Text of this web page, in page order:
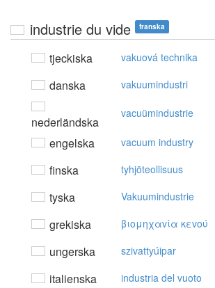
industrie du vide franska
tjeckiska vakuová technika
danska vakuumindustri
nederländska
vacuümindustrie
engelska vacuum industry
finska tyhjöteollisuus
tyska Vakuumindustrie
grekiska βιoμηχαvία κεvoύ
ungerska szivattyúipar
italienska industria del vuoto